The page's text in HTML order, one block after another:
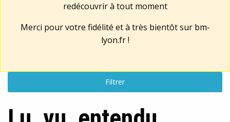
redécouvrir à tout moment
Merci pour votre fidélité et à très bientôt sur bm-
lyon.fr!
Filtrer